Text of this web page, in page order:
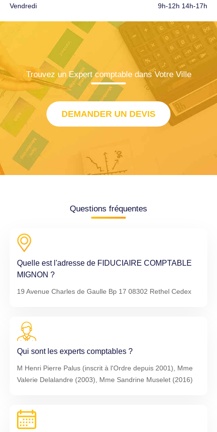
Vendredi 9h-12h 14h-17h
Trouvez un Expert comptable dans Votre Ville
DEMANDER UN DEVIS
Questions fréquentes
Quelle est l'adresse de FIDUCIAIRE COMPTABLE
MIGNON ?
19 Avenue Charles de Gaulle Bp 17 08302 Rethel Cedex
Qui sont les experts comptables ?
M Henri Pierre Palus (inscrit à l'Ordre depuis 2001), Mme
Valerie Delalandre (2003), Mme Sandrine Muselet (2016)